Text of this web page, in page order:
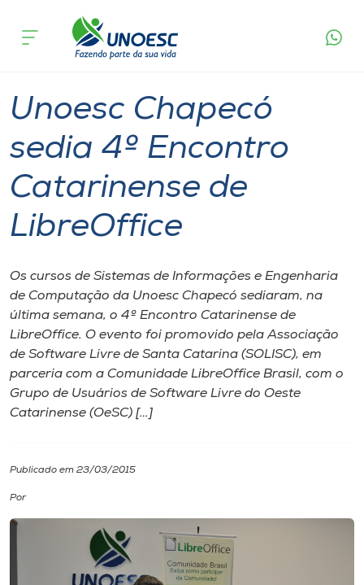
Cursos
Pesquisa
Atendimento ao Estudante
Portal de Ensino
A
Unoesc
Internacionalização
I.nova
Cultura
acontece
Unoesc Chapecó
sedia 4º Encontro
Catarinense de
LibreOffice
Os cursos de Sistemas de Informações e Engenharia
de Computação da Unoesc Chapecó sediaram, na
última semana, o 4º Encontro Catarinense de
LibreOffice. O evento foi promovido pela Associação
de Software Livre de Santa Catarina (SOLISC), em
parceria com a Comunidade LibreOffice Brasil, com o
Grupo de Usuários de Software Livre do Oeste
Catarinense (OeSC) […]
Publicado em 23/03/2015
Por